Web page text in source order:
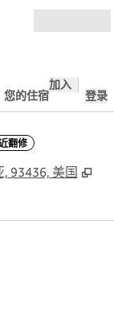
您的住宿
加入
登录
翻修
93436, 美国 ,